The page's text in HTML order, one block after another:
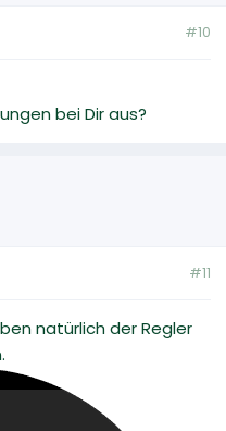
#10
bei Dir aus?
#11
natürlich der Regler